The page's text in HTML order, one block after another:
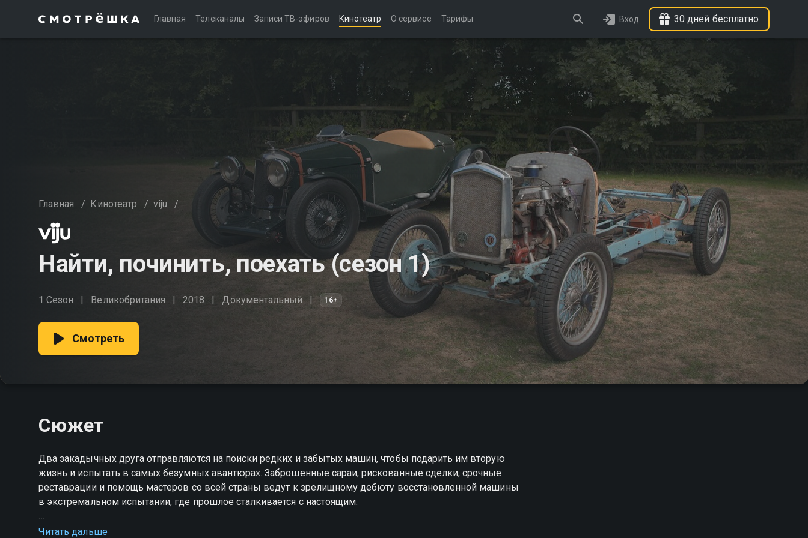
Главная Телеканалы Записи ТВ-эфиров Кинотеатр О сервисе Тарифы Вход 30 дней бесплатно
Главная / Кинотеатр / viju /
Найти, починить, поехать (сезон 1)
1 Сезон Великобритания 2018 Документальный 16+
Смотреть
Сюжет
Два закадычных друга отправляются на поиски редких и забытых машин, чтобы подарить им вторую
жизнь и испытать в самых безумных авантюрах. Заброшенные сараи, рискованные сделки, срочные
реставрации и помощь мастеров со всей страны ведут к зрелищному дебюту восстановленной машины
в экстремальном испытании, где прошлое сталкивается с настоящим.
Посмотреть онлайн 1 сезон сериала Найти, починить, поехать вы можете совершенно бесплатно в
Читать дальше